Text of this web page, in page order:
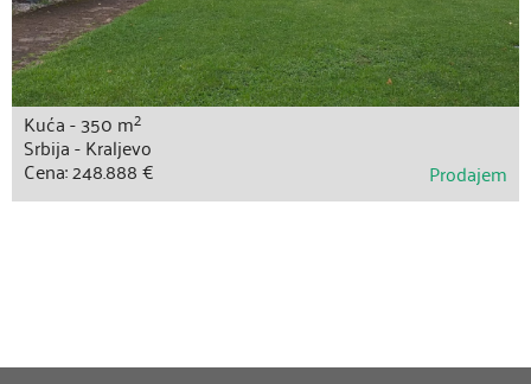
Kuća - 350 m2
Srbija - Kraljevo
Cena: 248.888 € Prodajem